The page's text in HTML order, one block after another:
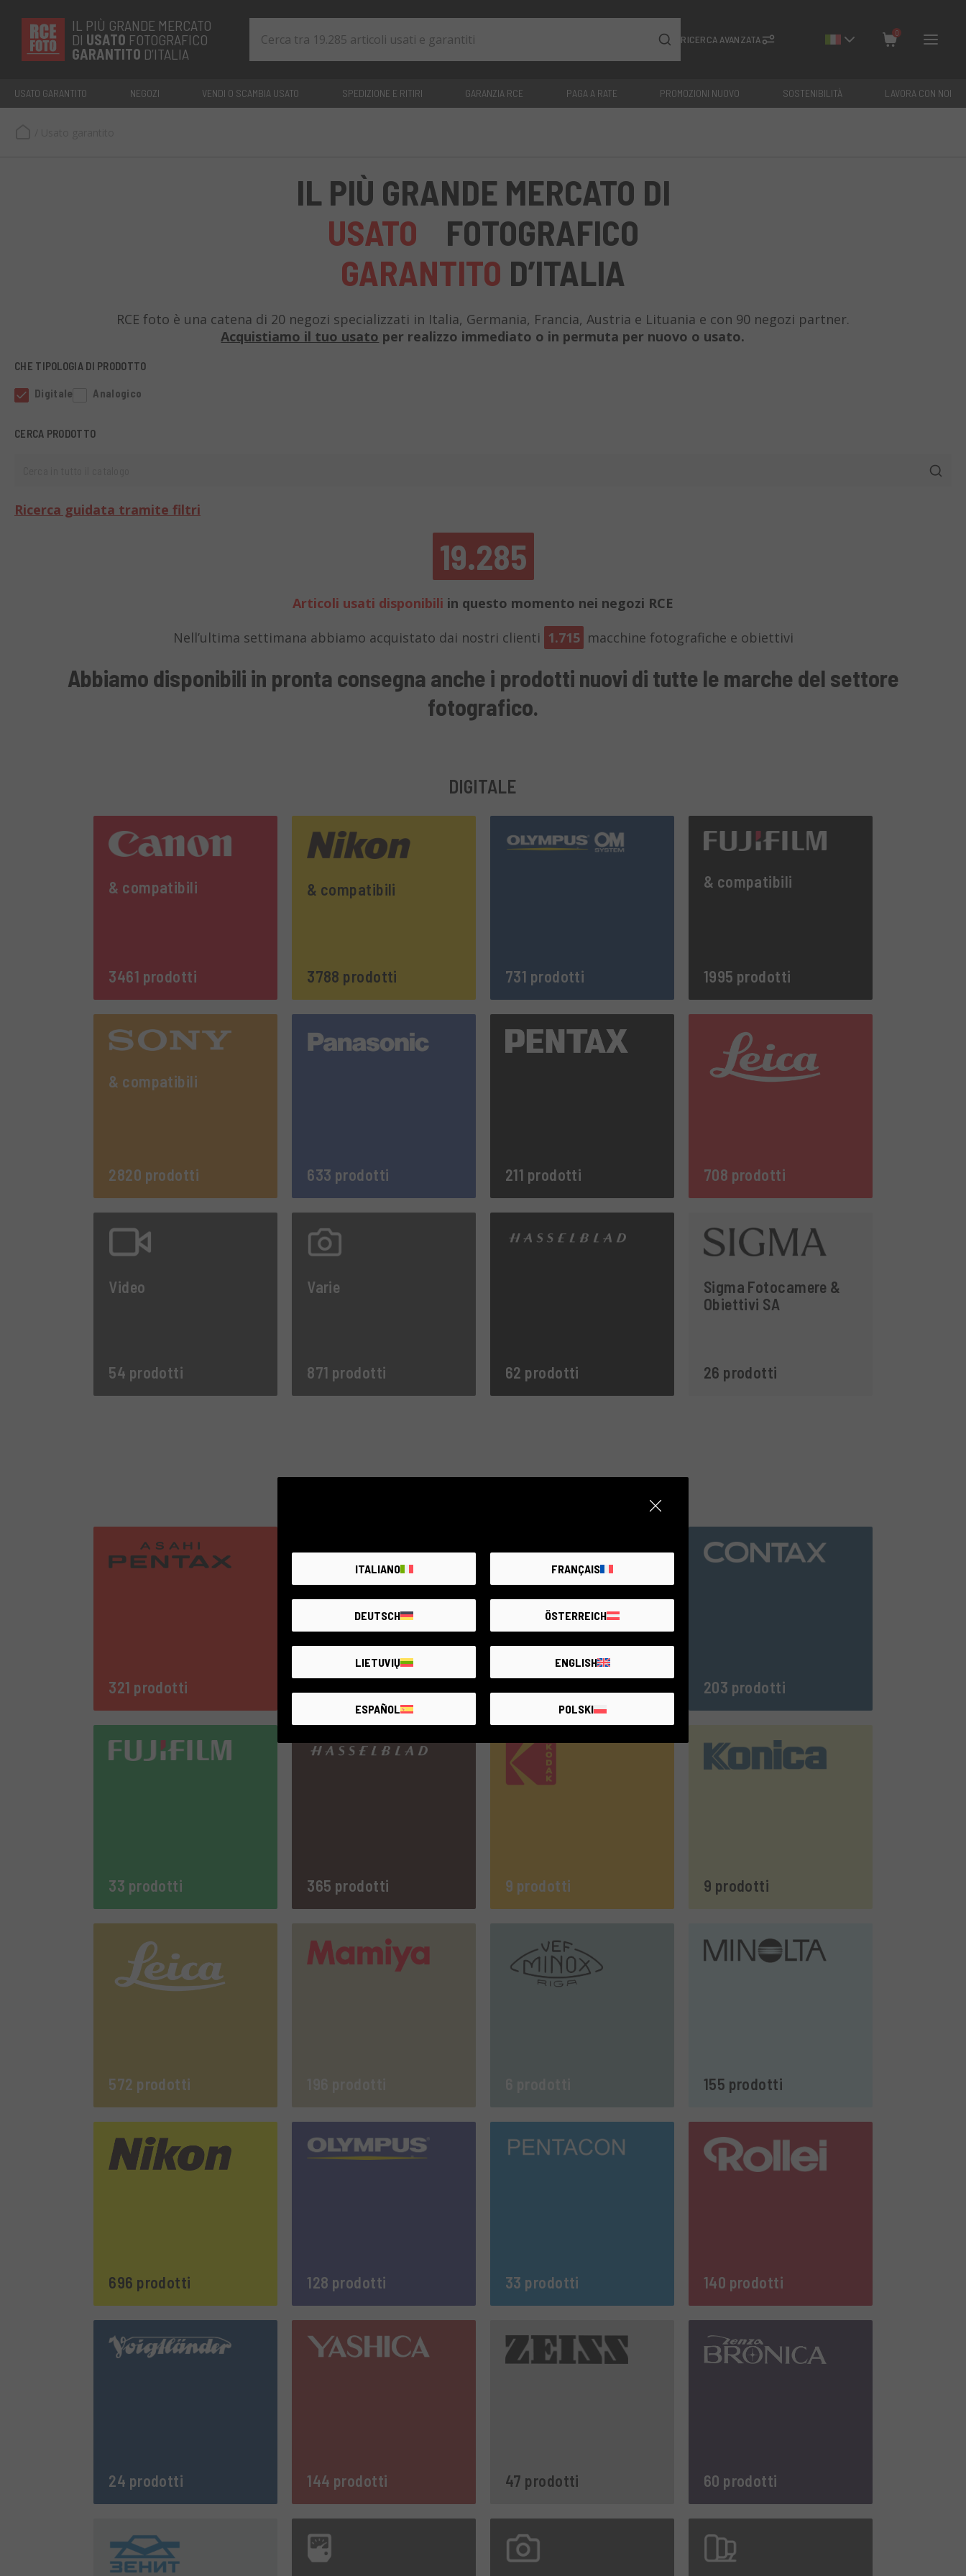
IL PIÙ GRANDE MERCATO
DI USATO FOTOGRAFICO
GARANTITO D’ITALIA
RICERCA AVANZATA
0
Chiudi
USATO GARANTITO NEGOZI VENDI O SCAMBIA USATO SPEDIZIONE E RITIRI GARANZIA RCE PAGA A RATE PROMOZIONI NUOVO SOSTENIBILITÀ LAVORA CON NOI
IL PIÙ GRANDE MERCATO DI
USATO
FOTOGRAFICO
GARANTITO D’ITALIA
RCE foto è una catena di 20 negozi specializzati in Italia, Germania, Francia, Austria e Lituania e con 90 negozi partner.
Acquistiamo il tuo usato per realizzo immediato o in permuta per nuovo o usato.
CHE TIPOLOGIA DI PRODOTTO
Digitale Analogico
CERCA PRODOTTO
Ricerca guidata tramite filtri
19.285
Articoli usati disponibili in questo momento nei negozi RCE
Nell’ultima settimana abbiamo acquistato dai nostri clienti 1.715 macchine fotografiche e obiettivi
Abbiamo disponibili in pronta consegna anche i prodotti nuovi di tutte le marche del settore
fotografico.
DIGITALE
& compatibili
3461 prodotti
& compatibili
3788 prodotti 731 prodotti
& compatibili
1995 prodotti
& compatibili
2820 prodotti 633 prodotti 211 prodotti 708 prodotti
Video
54 prodotti
Varie
871 prodotti 62 prodotti
Sigma Fotocamere &
Obiettivi SA
26 prodotti
321 prodotti 203 prodotti
33 prodotti 365 prodotti 9 prodotti 9 prodotti
572 prodotti 155 prodotti
696 prodotti 128 prodotti 33 prodotti 140 prodotti
24 prodotti 144 prodotti 47 prodotti 60 prodotti
ITALIANO FRANÇAIS
DEUTSCH ÖSTERREICH
LIETUVIŲ ENGLISH
ESPAÑOL POLSKI